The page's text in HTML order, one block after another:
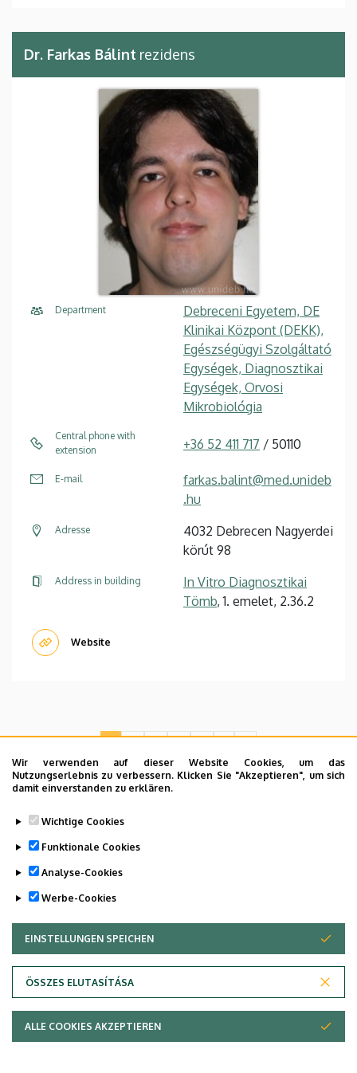
Wir verwenden auf dieser Website Cookies, um das
Nutzungserlebnis zu verbessern. Klicken Sie "Akzeptieren", um sich
damit einverstanden zu erklären.
Wichtige Cookies
Funktionale Cookies
Analyse-Cookies
Werbe-Cookies
EINSTELLUNGEN SPEICHEN
ÖSSZES ELUTASÍTÁSA
ZUSTIMMUNG ZURÜCKZIEHEN
ALLE COOKIES AKZEPTIEREN
Dr. Farkas Bálint rezidens
Department
Debreceni Egyetem, DE
Klinikai Központ (DEKK),
Egészségügyi Szolgáltató
Egységek, Diagnosztikai
Egységek, Orvosi
Mikrobiológia
Central phone with
extension
+36 52 411 717 / 50110
E-mail
farkas.balint@med.unideb
.hu
Adresse
4032 Debrecen Nagyerdei
körút 98
Address in building
In Vitro Diagnosztikai
Tömb, 1. emelet, 2.36.2
Website
page
1 2 3 4 5
page
›
page
»
Dolgozói adatmódosítás igénylése a DE
telefonkönyvében
DE telefonkönyvében
Adatvédelem